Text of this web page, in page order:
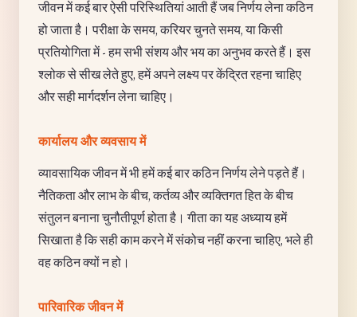
जीवन में कई बार ऐसी परिस्थितियां आती हैं जब निर्णय लेना कठिन
हो जाता है। परीक्षा के समय, करियर चुनते समय, या किसी
प्रतियोगिता में - हम सभी संशय और भय का अनुभव करते हैं। इस
श्लोक से सीख लेते हुए, हमें अपने लक्ष्य पर केंद्रित रहना चाहिए
और सही मार्गदर्शन लेना चाहिए।
कार्यालय और व्यवसाय में
व्यावसायिक जीवन में भी हमें कई बार कठिन निर्णय लेने पड़ते हैं।
नैतिकता और लाभ के बीच, कर्तव्य और व्यक्तिगत हित के बीच
संतुलन बनाना चुनौतीपूर्ण होता है। गीता का यह अध्याय हमें
सिखाता है कि सही काम करने में संकोच नहीं करना चाहिए, भले ही
वह कठिन क्यों न हो।
पारिवारिक जीवन में